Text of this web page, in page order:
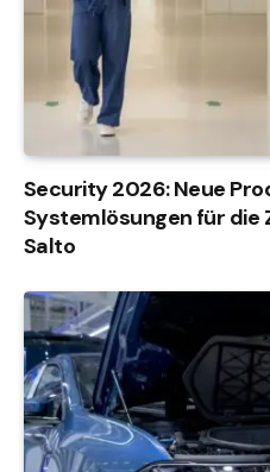
Security 2026: Neue
Systemlösungen für
Salto